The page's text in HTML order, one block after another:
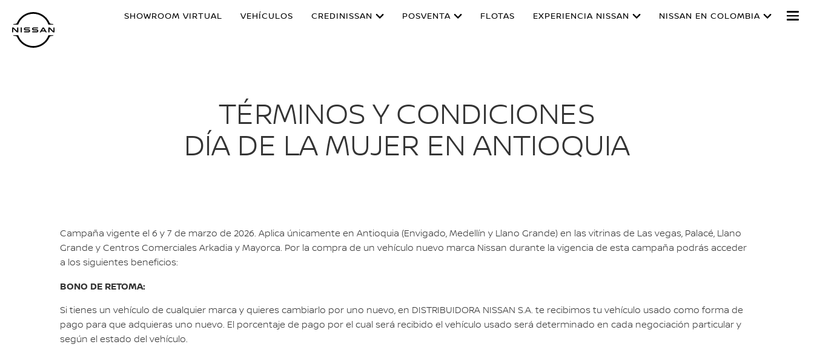
contenido
principal
SHOWROOM VIRTUAL VEHÍCULOS CREDINISSAN POSVENTA FLOTAS EXPERIENCIA NISSAN NISSAN EN COLOMBIA
TÉRMINOS Y CONDICIONES
DÍA DE LA MUJER EN ANTIOQUIA
Campaña vigente el 6 y 7 de marzo de 2026. Aplica únicamente en Antioquia (Envigado, Medellín y Llano Grande) en las vitrinas de Las vegas, Palacé, Llano
Grande y Centros Comerciales Arkadia y Mayorca. Por la compra de un vehículo nuevo marca Nissan durante la vigencia de esta campaña podrás acceder
a los siguientes beneficios:
BONO DE RETOMA:
Si tienes un vehículo de cualquier marca y quieres cambiarlo por uno nuevo, en DISTRIBUIDORA NISSAN S.A. te recibimos tu vehículo usado como forma de
pago para que adquieras uno nuevo. El porcentaje de pago por el cual será recibido el vehículo usado será determinado en cada negociación particular y
según el estado del vehículo.